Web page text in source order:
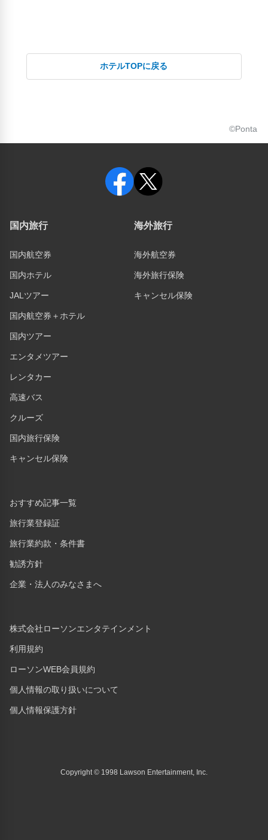
ホテルTOPに戻る
©Ponta
国内旅行
国内航空券
国内ホテル
JALツアー
国内航空券＋ホテル
国内ツアー
エンタメツアー
レンタカー
高速バス
クルーズ
国内旅行保険
キャンセル保険
海外旅行
海外航空券
海外旅行保険
キャンセル保険
おすすめ記事一覧
旅行業登録証
旅行業約款・条件書
勧誘方針
企業・法人のみなさまへ
株式会社ローソンエンタテインメント
利用規約
ローソンWEB会員規約
個人情報の取り扱いについて
個人情報保護方針
Copyright © 1998 Lawson Entertainment, Inc.